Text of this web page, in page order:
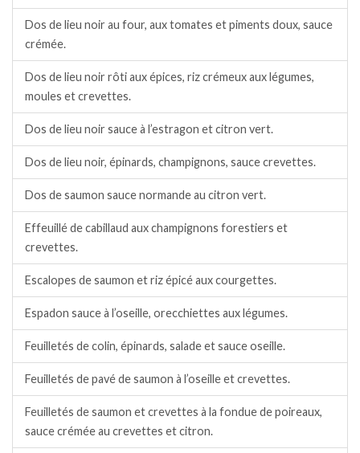
Dos de lieu noir au four, aux tomates et piments doux, sauce
crémée.
Dos de lieu noir rôti aux épices, riz crémeux aux légumes,
moules et crevettes.
Dos de lieu noir sauce à l’estragon et citron vert.
Dos de lieu noir, épinards, champignons, sauce crevettes.
Dos de saumon sauce normande au citron vert.
Effeuillé de cabillaud aux champignons forestiers et
crevettes.
Escalopes de saumon et riz épicé aux courgettes.
Espadon sauce à l’oseille, orecchiettes aux légumes.
Feuilletés de colin, épinards, salade et sauce oseille.
Feuilletés de pavé de saumon à l’oseille et crevettes.
Feuilletés de saumon et crevettes à la fondue de poireaux,
sauce crémée au crevettes et citron.